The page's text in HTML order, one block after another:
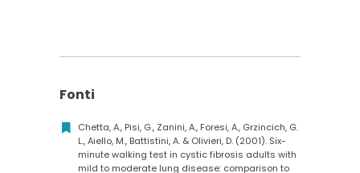
Fonti
Chetta, A., Pisi, G., Zanini, A., Foresi, A., Grzincich, G.
L., Aiello, M., Battistini, A. & Olivieri, D. (2001). Six-
minute walking test in cystic fibrosis adults with
mild to moderate lung disease: comparison to